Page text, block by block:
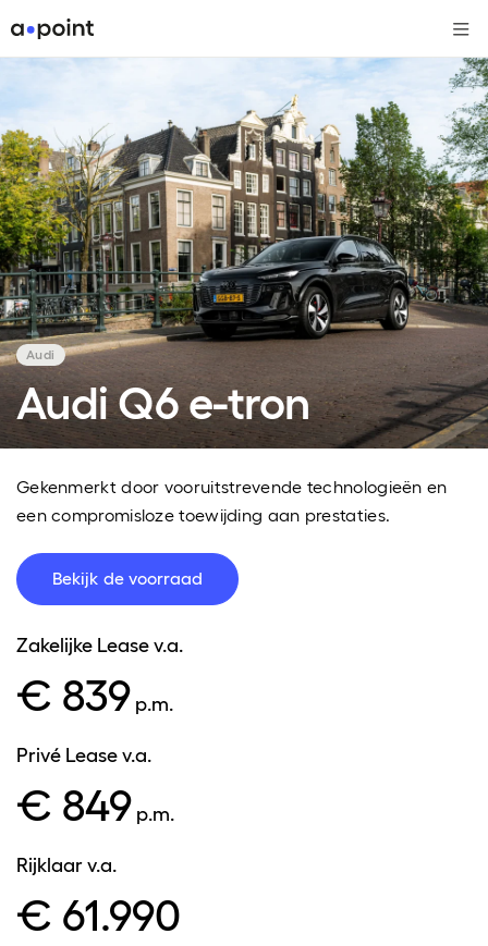
Audi Q6 e-tron
Gekenmerkt door vooruitstrevende technologieën en
een compromisloze toewijding aan prestaties.
Bekijk de voorraad
Audi
Zakelijke Leasev.a.
€ 839 p.m.
Privé Leasev.a.
€ 849 p.m.
Rijklaarv.a.
€ 61.990